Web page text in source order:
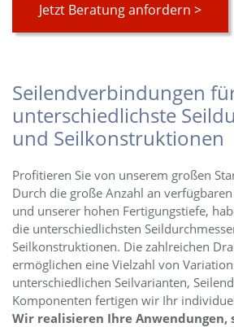
Jetzt Beratung anfordern >
Seilendverbindungen
unterschiedlichste
und Seilkonstruktionen
Profitieren Sie von unserem großen
Durch die große Anzahl an
und unserer hohen Fertigungstiefe,
die unterschiedlichsten
Seilkonstruktionen. Die zahlreichen
ermöglichen eine Vielzahl von
unterschiedlichen Seilvarianten,
Komponenten fertigen wir Ihr
Wir realisieren Ihre Anwendungen,